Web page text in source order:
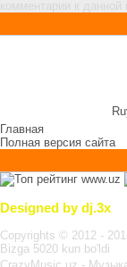
Главная
Полная версия сайта
Designed by dj.3x
Copyrights © 2012 -
Bizga 5020 kun bo'ldi